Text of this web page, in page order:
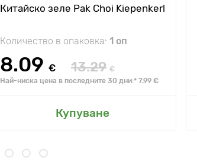
Китайско зеле Pak Choi Kiepenkerl
Количество в опаковка: 1 оп
8.09 € 13.29 €
Най-ниска цена в последните 30 дни:* 7.99 €
Купуване